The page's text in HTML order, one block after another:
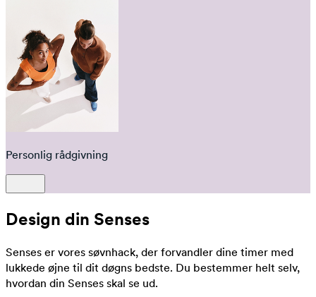
Personlig rådgivning
Design din Senses
Senses er vores søvnhack, der forvandler dine timer med
lukkede øjne til dit døgns bedste. Du bestemmer helt selv,
hvordan din Senses skal se ud.